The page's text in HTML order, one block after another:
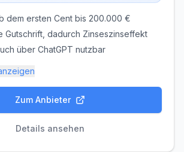
dem ersten Cent bis 200.000 €
Gutschrift, dadurch Zinseszinseffekt
über ChatGPT nutzbar
bis100.000 €
Zum Anbieter
Details ansehen